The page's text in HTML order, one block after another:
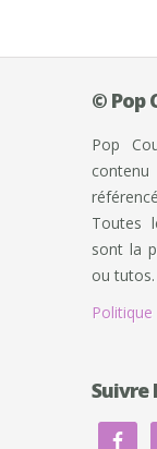
© Pop
Pop
Toutes
sont la
ou tutos.
Suivre